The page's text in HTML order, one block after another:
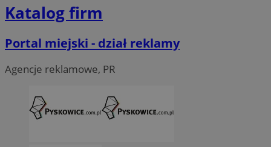
Katalog firm
Portal miejski - dział reklamy
Agencje reklamowe, PR